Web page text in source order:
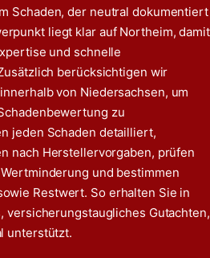
Schaden, der neutral dokumentiert
liegt klar auf Northeim, damit
und schnelle
berücksichtigen wir
von Niedersachsen, um
zu
jeden Schaden detailliert,
nach Herstellervorgaben, prüfen
und bestimmen
Restwert. So erhalten Sie in
versicherungstaugliches Gutachten,
unterstützt.